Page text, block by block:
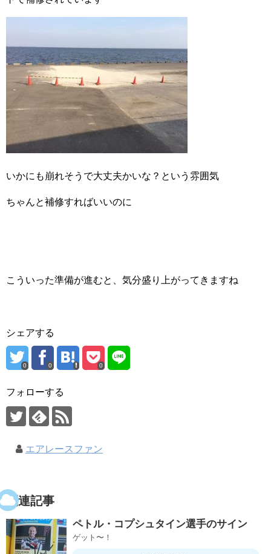
いかにも崩れそうで大丈夫かいな？という雰囲気
ちゃんと補修すればいいのに
こういった準備が進むと、気分盛り上がってきますね
シェアする
0 0 0
フォローする
エアレースファン
関連記事
ペトル・コプシュタイン選手のサイン
ゲット〜！